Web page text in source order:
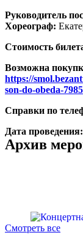
Руководитель
Хореограф:
Стоимость
Возможна
https://
son-do-obeda-7985
Справки по
Дата проведения:
Архив
Смотреть все